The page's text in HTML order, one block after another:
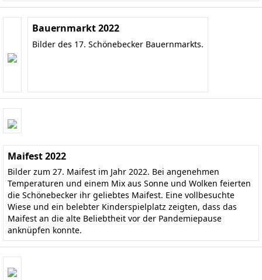
Bauernmarkt 2022
Bilder des 17. Schönebecker Bauernmarkts.
Maifest 2022
Bilder zum 27. Maifest im Jahr 2022. Bei angenehmen
Temperaturen und einem Mix aus Sonne und Wolken feierten
die Schönebecker ihr geliebtes Maifest. Eine vollbesuchte
Wiese und ein belebter Kinderspielplatz zeigten, dass das
Maifest an die alte Beliebtheit vor der Pandemiepause
anknüpfen konnte.